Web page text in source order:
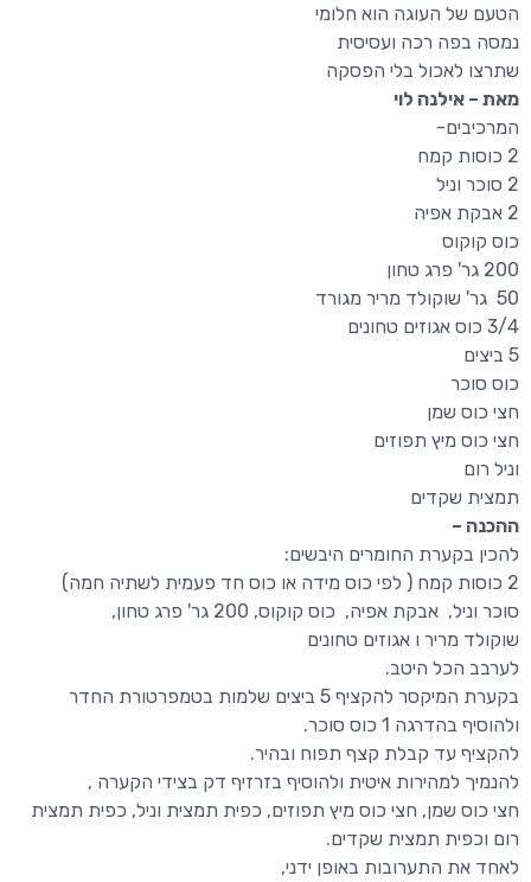
הטעם של העוגה הוא חלומי
נמסה בפה רכה ועסיסית
שתרצו לאכול בלי הפסקה
מאת – אילנה לוי
המרכיבים-
2 כוסות קמח
2 סוכר וניל
2 אבקת אפיה
כוס קוקוס
200 גר' פרג טחון
50 גר' שוקולד מריר מגורד
3/4 כוס אגוזים טחונים
5 ביצים
כוס סוכר
חצי כוס שמן
חצי כוס מיץ תפוזים
וניל רום
תמצית שקדים
ההכנה –
להכין בקערת החומרים היבשים:
2 כוסות קמח ( לפי כוס מידה או כוס חד פעמית לשתיה חמה)
סוכר וניל, אבקת אפיה, כוס קוקוס, 200 גר' פרג טחון,
שוקולד מריר ו אגוזים טחונים
לערבב הכל היטב.
בקערת המיקסר להקציף 5 ביצים שלמות בטמפרטורת החדר
ולהוסיף בהדרגה 1 כוס סוכר.
להקציף עד קבלת קצף תפוח ובהיר.
להנמיך למהירות איטית ולהוסיף בזרזיף דק בצידי הקערה ,
חצי כוס שמן, חצי כוס מיץ תפוזים, כפית תמצית וניל, כפית תמצית
רום וכפית תמצית שקדים.
לאחד את התערובות באופן ידני,